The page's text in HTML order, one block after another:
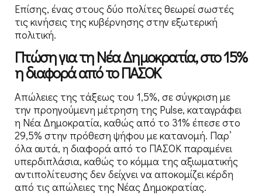
Επίσης, ένας στους δύο πολίτες θεωρεί σωστές
τις κινήσεις της κυβέρνησης στην εξωτερική
πολιτική.
Πτώση για τη Νέα Δημοκρατία, στο 15%
η διαφορά από το ΠΑΣΟΚ
Απώλειες της τάξεως του 1,5%, σε σύγκριση με
την προηγούμενη μέτρηση της Pulse, καταγράφει
η Νέα Δημοκρατία, καθώς από το 31% έπεσε στο
29,5% στην πρόθεση ψήφου με κατανομή. Παρ’
όλα αυτά, η διαφορά από το ΠΑΣΟΚ παραμένει
υπερδιπλάσια, καθώς το κόμμα της αξιωματικής
αντιπολίτευσης δεν δείχνει να αποκομίζει κέρδη
από τις απώλειες της Νέας Δημοκρατίας.